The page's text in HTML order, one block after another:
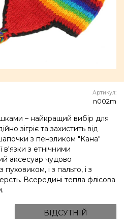
Артикул:
n002m
– найкращий вибір для
зігріє та захистить від
з пензликом "Кана"
в'язки з етнічними
аксесуар чудово
пуховиком, і з пальто, і з
Всередині тепла флісова
ВІДСУТНІЙ